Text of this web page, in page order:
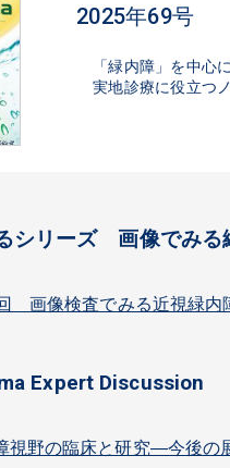
2025年69号
「緑内障」を中心
実地診療に役立つ
シリーズ 画像でみる
画像検査でみる近視緑内
Expert Discussion
視野の臨床と研究―今後の